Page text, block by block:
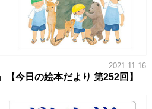
2021.11.16
【今日の絵本だより 第252回】